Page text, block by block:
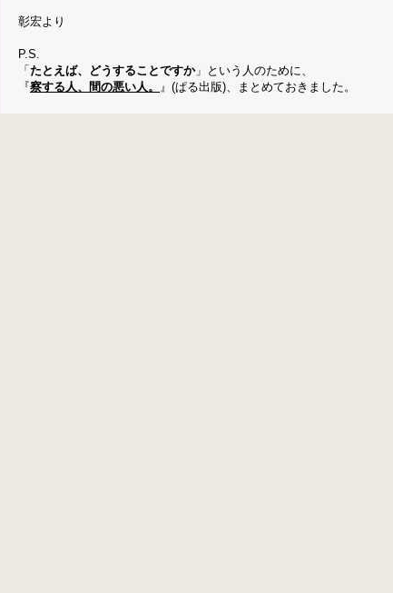
彰宏より
P.S.
「 たとえば、どうすることですか」という人のために、
『察する人、間の悪い人。 』(ぱる出版)、まとめておきました。